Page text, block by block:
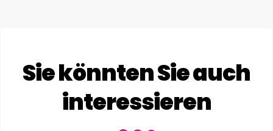
Sie könnten Sie auch
interessieren